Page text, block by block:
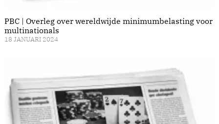
PBC | Overleg over wereldwijde minimumbelasting voor
multinationals
18 JANUARI 2024